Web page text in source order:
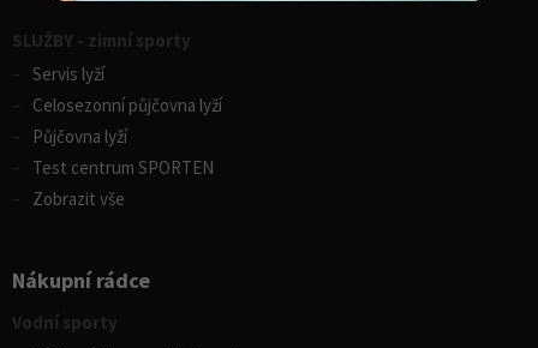
SLUŽBY - zimní sporty
Servis lyží
Celosezonní půjčovna lyží
Půjčovna lyží
Test centrum SPORTEN
Zobrazit vše
Nákupní rádce
Vodní sporty